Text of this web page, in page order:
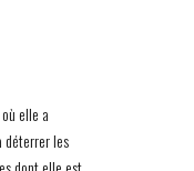
elle a
déterrer les